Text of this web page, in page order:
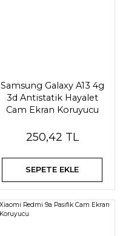
Samsung Galaxy A13 4g
3d Antistatik Hayalet
Cam Ekran Koruyucu
250,42 TL
SEPETE EKLE